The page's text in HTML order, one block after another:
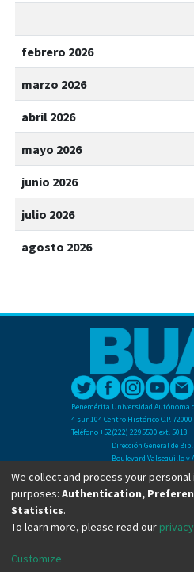
febrero 2026
marzo 2026
abril 2026
mayo 2026
junio 2026
julio 2026
agosto 2026
Benemérita Universidad Autónoma
4 sur 104 Centro Histórico C.P. 72000
Teléfono +52(222) 2295500 ext. 5013
Dirección General de
Boulevard Valsequillo y
Ciudad Universitaria.
C.P. 72570
Teléfono +52 (222)
Copyright © Dirección General de
We collect and process your
purposes: Authentication,
Statistics.
To learn more, please read our
Customize